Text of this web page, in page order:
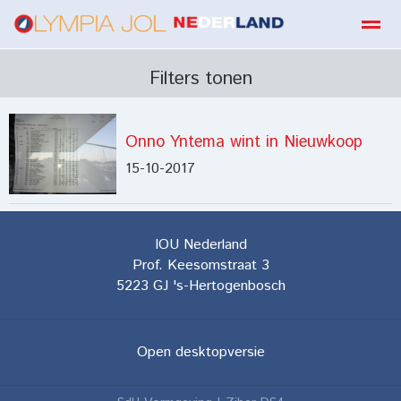
Home Zoeken E-mail Contact
Filters tonen
Onno Yntema wint in Nieuwkoop
15-10-2017
IOU Nederland
Prof. Keesomstraat 3
5223 GJ 's-Hertogenbosch
Open desktopversie